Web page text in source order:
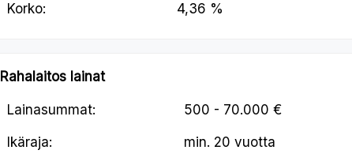
Korko: 4,36 %
Rahalaitos lainat
Lainasummat: 500 - 70.000 €
Ikäraja: min. 20 vuotta